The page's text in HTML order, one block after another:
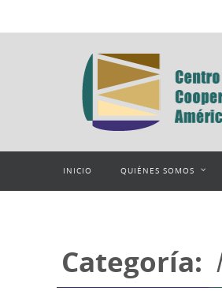
contenido
INICIO QUIÉNES SOMOS
Categoría: